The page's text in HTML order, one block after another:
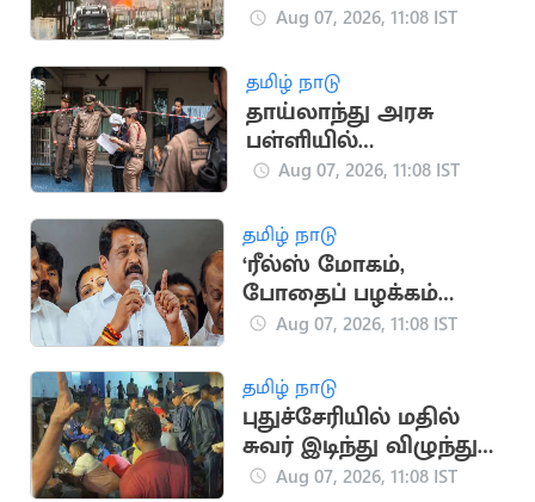
தாக்குதல்..
30 பேர் பலி
Aug 07, 2026, 11:08 IST
தமிழ் நாடு
தாய்லாந்து அரசு
பள்ளியில்
துப்பாக்கிசூடு நடத்திய
Aug 07, 2026, 11:08 IST
தமிழ் நாடு
‘ரீல்ஸ் மோகம்,
போதைப் பழக்கம்
காரணமாக வன்முறை
குற்றச்சாட்டு
Aug 07, 2026, 11:08 IST
தமிழ் நாடு
புதுச்சேரியில் மதில்
சுவர் இடிந்து விழுந்து
முதியவர் பலி.. 2 பேர்
Aug 07, 2026, 11:08 IST